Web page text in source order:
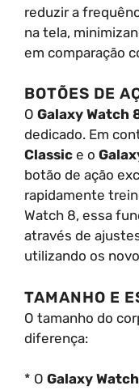
reduzir a
na tela,
em comparação
BOTÕES DE
O Galaxy Watch
dedicado. Em
Classic e o
botão de ação
rapidamente
Watch 8, essa
através de
utilizando os
TAMANHO E
O tamanho do
diferença:
* O Galaxy